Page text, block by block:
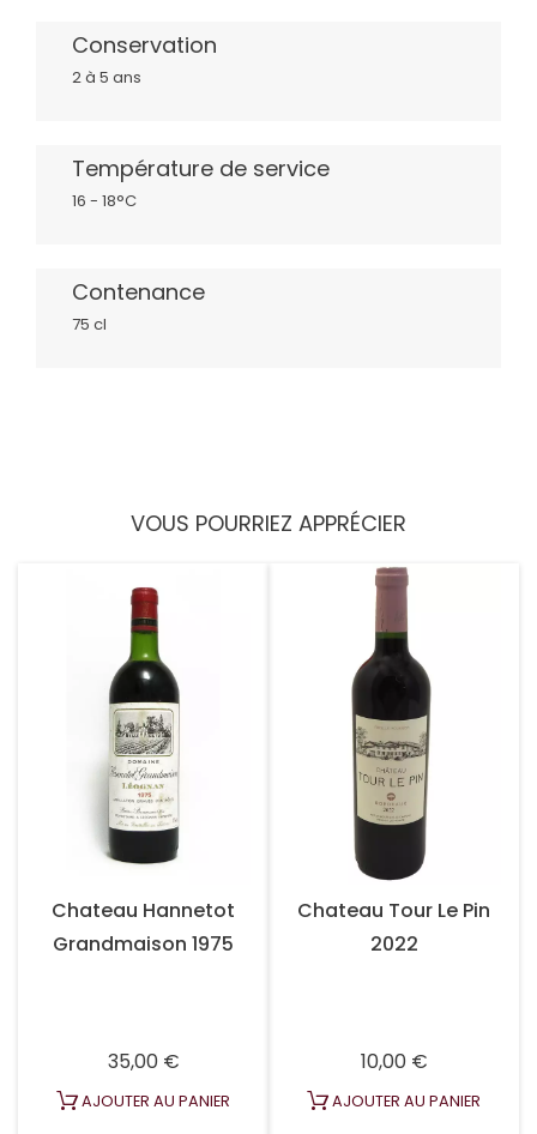
Conservation
2 à 5 ans
Température de service
16 - 18°C
Contenance
75 cl
VOUS POURRIEZ APPRÉCIER
Chateau Hannetot
Grandmaison 1975
35,00 €Prix
AJOUTER AU PANIER
Chateau Tour Le Pin
2022
10,00 €Prix
AJOUTER AU PANIER